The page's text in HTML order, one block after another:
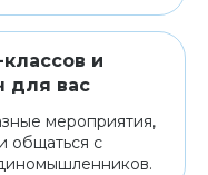
и
для вас
мероприятия,
общаться с